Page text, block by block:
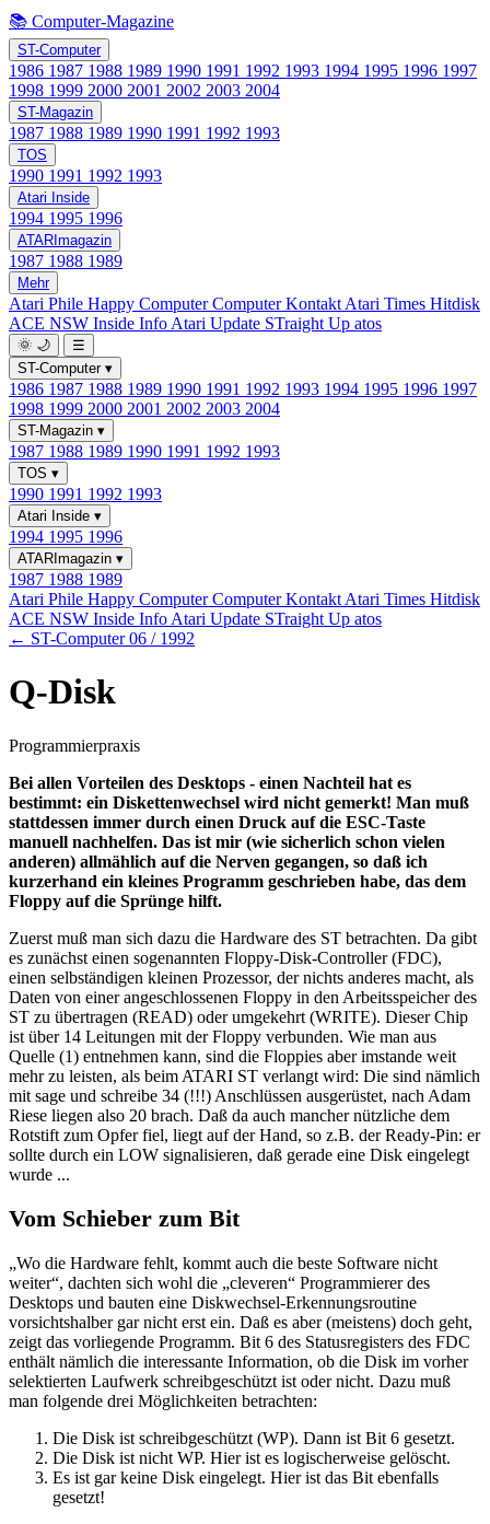
📚 Computer-Magazine
ST-Computer
1986 1987 1988 1989 1990 1991 1992 1993 1994 1995 1996 1997
1998 1999 2000 2001 2002 2003 2004
ST-Magazin
1987 1988 1989 1990 1991 1992 1993
TOS
1990 1991 1992 1993
Atari Inside
1994 1995 1996
ATARImagazin
1987 1988 1989
Mehr
Atari Phile Happy ComputerComputer Kontakt Atari Times Hitdisk
ACE NSW Inside Info Atari Update STraight Up atos
🌞 🌙
☰
ST-Computer ▾
1986 1987 1988 1989 1990 1991 1992 1993 1994 1995 1996 1997
1998 1999 2000 2001 2002 2003 2004
ST-Magazin ▾
1987 1988 1989 1990 1991 1992 1993
TOS ▾
1990 1991 1992 1993
Atari Inside ▾
1994 1995 1996
ATARImagazin ▾
1987 1988 1989
Atari Phile Happy ComputerComputer Kontakt Atari Times Hitdisk
ACE NSW Inside Info Atari Update STraight Up atos
← ST-Computer 06 / 1992
Q-Disk
Programmierpraxis
Bei allen Vorteilen des Desktops - einen Nachteil hat es
bestimmt: ein Diskettenwechsel wird nicht gemerkt! Man muß
stattdessen immer durch einen Druck auf die ESC-Taste
manuell nachhelfen. Das ist mir (wie sicherlich schon vielen
anderen) allmählich auf die Nerven gegangen, so daß ich
kurzerhand ein kleines Programm geschrieben habe, das dem
Floppy auf die Sprünge hilft.
Zuerst muß man sich dazu die Hardware des ST betrachten. Da gibt
es zunächst einen sogenannten Floppy-Disk-Controller (FDC),
einen selbständigen kleinen Prozessor, der nichts anderes macht, als
Daten von einer angeschlossenen Floppy in den Arbeitsspeicher des
ST zu übertragen (READ) oder umgekehrt (WRITE). Dieser Chip
ist über 14 Leitungen mit der Floppy verbunden. Wie man aus
Quelle (1) entnehmen kann, sind die Floppies aber imstande weit
mehr zu leisten, als beim ATARI ST verlangt wird: Die sind nämlich
mit sage und schreibe 34 (!!!) Anschlüssen ausgerüstet, nach Adam
Riese liegen also 20 brach. Daß da auch mancher nützliche dem
Rotstift zum Opfer fiel, liegt auf der Hand, so z.B. der Ready-Pin: er
sollte durch ein LOW signalisieren, daß gerade eine Disk eingelegt
wurde ...
Vom Schieber zum Bit
„Wo die Hardware fehlt, kommt auch die beste Software nicht
weiter“, dachten sich wohl die „cleveren“ Programmierer des
Desktops und bauten eine Diskwechsel-Erkennungsroutine
vorsichtshalber gar nicht erst ein. Daß es aber (meistens) doch geht,
zeigt das vorliegende Programm. Bit 6 des Statusregisters des FDC
enthält nämlich die interessante Information, ob die Disk im vorher
selektierten Laufwerk schreibgeschützt ist oder nicht. Dazu muß
man folgende drei Möglichkeiten betrachten:
Die Disk ist schreibgeschützt (WP). Dann ist Bit 6 gesetzt.
Die Disk ist nicht WP. Hier ist es logischerweise gelöscht.
Es ist gar keine Disk eingelegt. Hier ist das Bit ebenfalls
gesetzt!